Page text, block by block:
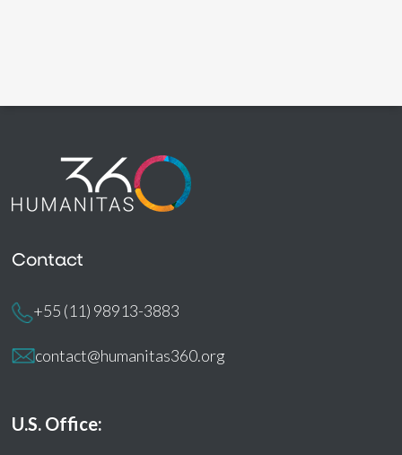
Contact
+55 (11) 98913-3883
contact@humanitas360.org
U.S. Office: